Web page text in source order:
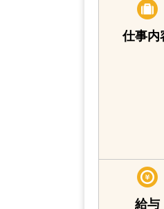
雇用形態